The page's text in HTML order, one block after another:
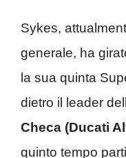
Sykes,
generale, ha
la sua quinta
dietro il leader
Checa (Ducati
quinto tempo